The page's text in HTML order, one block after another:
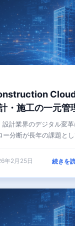
・施工の一元管
計業界のデジタル変
ー分断が長年の課題と
…
年2月25日 続きを